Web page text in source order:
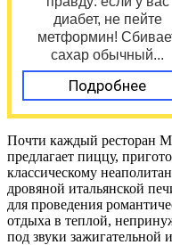
диабет, не пейте
метформин!
сахар обычный...
Подробнее
Почти каждый ресторан
предлагает пиццу,
классическому
дровяной итальянской
для проведения
отдыха в теплой,
под звуки зажигательной